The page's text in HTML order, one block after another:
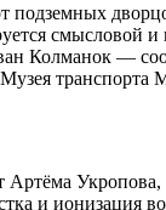
подземных
Колманок —
транспорта
Артёма
и